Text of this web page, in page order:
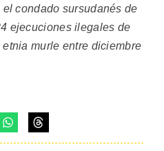
condado sursudanés de
ejecuciones ilegales de
murle entre diciembre